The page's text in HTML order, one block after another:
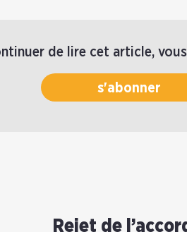
de lire cet article,
s'abonner
Rejet de